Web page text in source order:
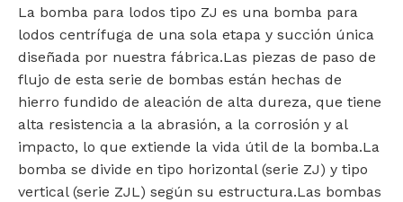
La bomba para lodos tipo ZJ es una bomba para
lodos centrífuga de una sola etapa y succión única
diseñada por nuestra fábrica.Las piezas de paso de
flujo de esta serie de bombas están hechas de
hierro fundido de aleación de alta dureza, que tiene
alta resistencia a la abrasión, a la corrosión y al
impacto, lo que extiende la vida útil de la bomba.La
bomba se divide en tipo horizontal (serie ZJ) y tipo
vertical (serie ZJL) según su estructura.Las bombas